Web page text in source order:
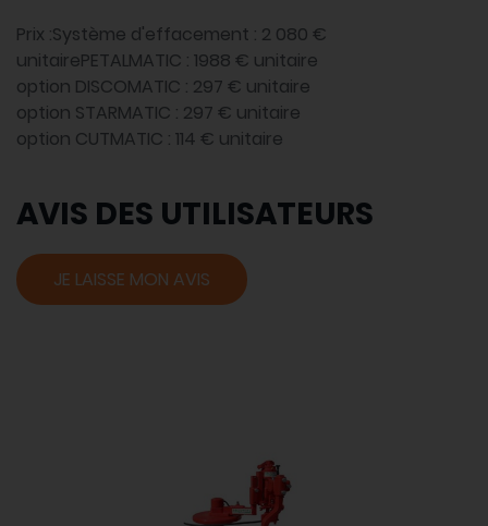
Prix :Système d'effacement : 2 080 €
unitairePETALMATIC : 1988 € unitaire
option DISCOMATIC : 297 € unitaire
option STARMATIC : 297 € unitaire
option CUTMATIC : 114 € unitaire
AVIS DES UTILISATEURS
JE LAISSE MON AVIS